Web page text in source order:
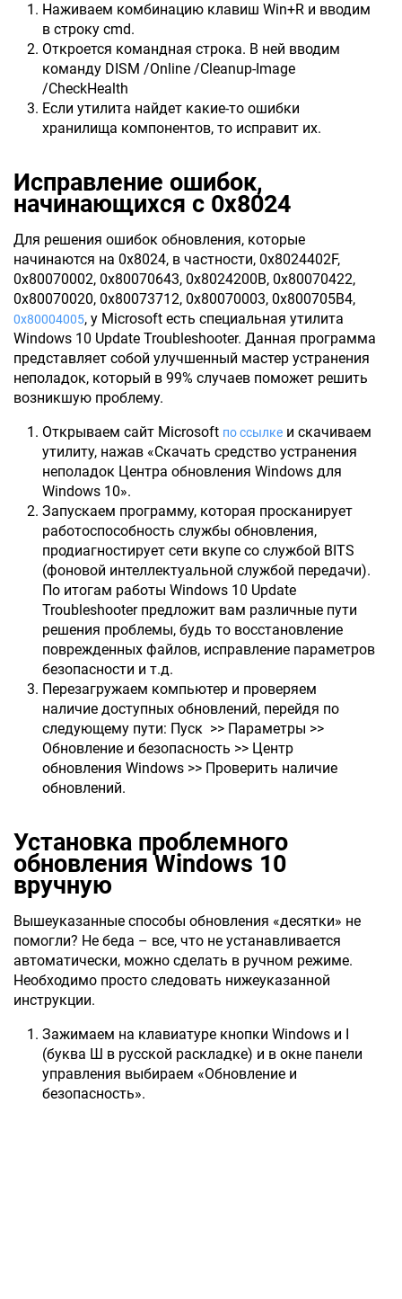
Наживаем комбинацию клавиш Win+R и вводим
в строку cmd.
Откроется командная строка. В ней вводим
команду DISM /Online /Cleanup-Image
/CheckHealth
Если утилита найдет какие-то ошибки
хранилища компонентов, то исправит их.
Исправление ошибок,
начинающихся с 0x8024
Для решения ошибок обновления, которые
начинаются на 0x8024, в частности, 0x8024402F,
0x80070002, 0x80070643, 0x8024200B, 0x80070422,
0x80070020, 0x80073712, 0x80070003, 0x800705B4,
0x80004005, у Microsoft есть специальная утилита
Windows 10 Update Troubleshooter. Данная программа
представляет собой улучшенный мастер устранения
неполадок, который в 99% случаев поможет решить
возникшую проблему.
Открываем сайт Microsoft по ссылке и скачиваем
утилиту, нажав «Скачать средство устранения
неполадок Центра обновления Windows для
Windows 10».
Запускаем программу, которая просканирует
работоспособность службы обновления,
продиагностирует сети вкупе со службой BITS
(фоновой интеллектуальной службой передачи).
По итогам работы Windows 10 Update
Troubleshooter предложит вам различные пути
решения проблемы, будь то восстановление
поврежденных файлов, исправление параметров
безопасности и т.д.
Перезагружаем компьютер и проверяем
наличие доступных обновлений, перейдя по
следующему пути: Пуск >> Параметры >>
Обновление и безопасность >> Центр
обновления Windows >> Проверить наличие
обновлений.
Установка проблемного
обновления Windows 10
вручную
Вышеуказанные способы обновления «десятки» не
помогли? Не беда – все, что не устанавливается
автоматически, можно сделать в ручном режиме.
Необходимо просто следовать нижеуказанной
инструкции.
Зажимаем на клавиатуре кнопки Windows и I
(буква Ш в русской раскладке) и в окне панели
управления выбираем «Обновление и
безопасность».